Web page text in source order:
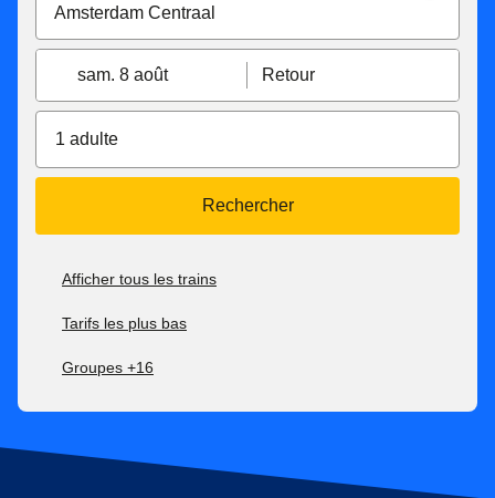
sam. 8 août Retour
1 adulte
Rechercher
Afficher tous les trains
Tarifs les plus bas
Groupes +16